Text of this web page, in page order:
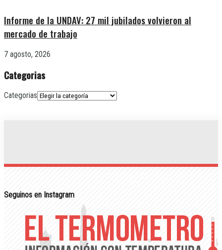
Informe de la UNDAV: 27 mil jubilados volvieron al
mercado de trabajo
7 agosto, 2026
Categorias
Categorias
Seguinos en Instagram